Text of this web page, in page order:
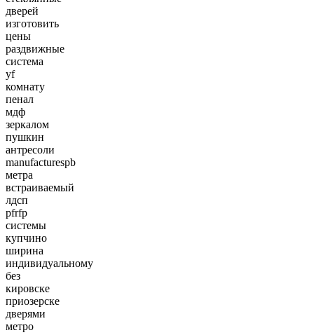
дверей
изготовить
цены
раздвижные
система
yf
комнату
пенал
мдф
зеркалом
пушкин
антресоли
manufacturespb
метра
встраиваемый
лдсп
pfrfp
системы
купчино
ширина
индивидуальному
без
кировске
приозерске
дверями
метро